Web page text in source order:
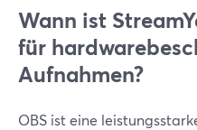
Wann ist
für
Aufnahmen?
OBS ist eine